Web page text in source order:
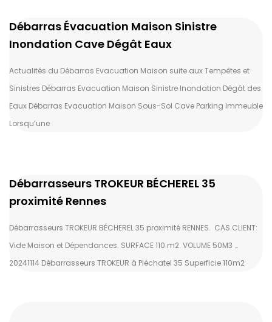
Débarras Évacuation Maison Sinistre
Inondation Cave Dégât Eaux
Actualités du Débarras Evacuation Maison suite aux Tempêtes et
Sinistres Débarras Evacuation Maison Sinistre Inondation Dégât des
Eaux Débarras Evacuation Maison Sous-Sol Cave Parking Immeuble
Lorsqu’une
Débarrasseurs TROKEUR BÉCHEREL 35
proximité Rennes
Débarrasseurs TROKEUR BÉCHEREL 35 proximité RENNES. CAS CLIENT:
Vide Maison et Dépendances. SURFACE 110 m2. VOLUME 50M3 …
20241114 Débarrasseurs TROKEUR à Pléchatel 35 Superficie 110m2